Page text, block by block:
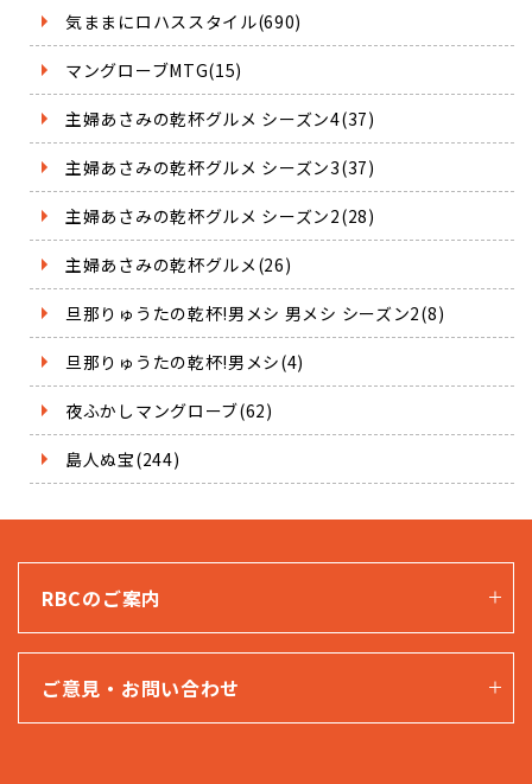
気ままにロハススタイル(690)
マングローブMTG(15)
主婦あさみの乾杯グルメ シーズン4(37)
主婦あさみの乾杯グルメ シーズン3(37)
主婦あさみの乾杯グルメ シーズン2(28)
主婦あさみの乾杯グルメ(26)
旦那りゅうたの乾杯!男メシ 男メシ シーズン2(8)
旦那りゅうたの乾杯!男メシ(4)
夜ふかしマングローブ(62)
島人ぬ宝(244)
RBCのご案内
ご意見・お問い合わせ